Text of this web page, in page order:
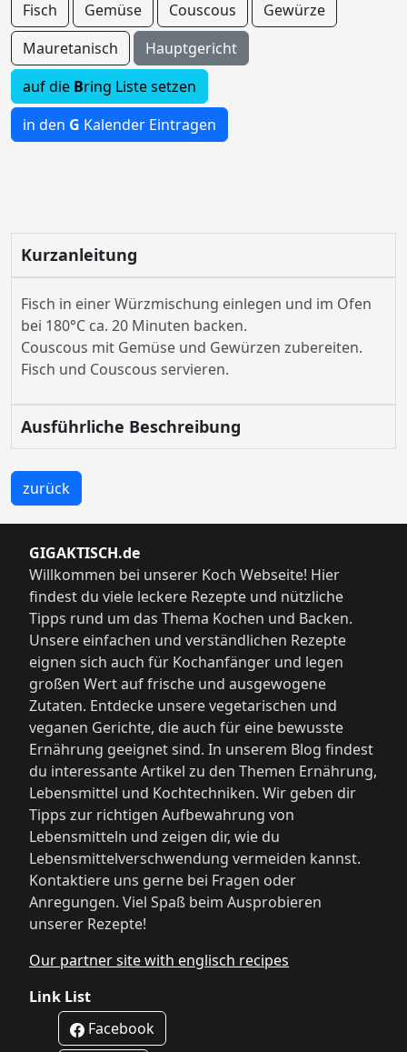
Fisch Gemüse Couscous
Gewürze
Mauretanisch
Hauptgericht
auf die Bring Liste setzen
in den G Kalender Eintragen
Kurzanleitung
Fisch in einer Würzmischung einlegen und im Ofen
bei 180°C ca. 20 Minuten backen.
Couscous mit Gemüse und Gewürzen zubereiten.
Fisch und Couscous servieren.
Ausführliche Beschreibung
zurück
GIGAKTISCH.de
Willkommen bei unserer Koch Webseite! Hier
findest du viele leckere Rezepte und nützliche
Tipps rund um das Thema Kochen und Backen.
Unsere einfachen und verständlichen Rezepte
eignen sich auch für Kochanfänger und legen
großen Wert auf frische und ausgewogene
Zutaten. Entdecke unsere vegetarischen und
veganen Gerichte, die auch für eine bewusste
Ernährung geeignet sind. In unserem Blog findest
du interessante Artikel zu den Themen Ernährung,
Lebensmittel und Kochtechniken. Wir geben dir
Tipps zur richtigen Aufbewahrung von
Lebensmitteln und zeigen dir, wie du
Lebensmittelverschwendung vermeiden kannst.
Kontaktiere uns gerne bei Fragen oder
Anregungen. Viel Spaß beim Ausprobieren
unserer Rezepte!
Our partner site with englisch recipes
Link List
Facebook